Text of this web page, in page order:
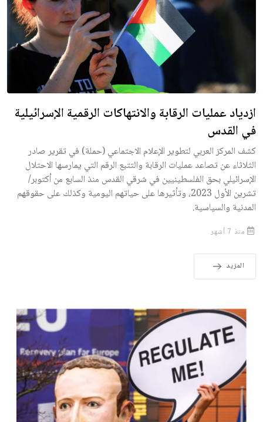
ازدياد عمليات الرقابة والانتهاكات الرقمية الإسرائيلية
في القدس
كشف المركز العربي لتطوير الإعلام الاجتماعي (حملة) في تقرير صادر
الثلاثاء عن تصاعد عمليات الرقابة والتتبع الرقم التي يمارسها الاحتلال
الإسرائيلي بحق الفلسطينيين في شرقي القدس منذ السابع من أكتوبر/
تشرين الأول 2023، وتأثيرها على حياتهم اليومية وكذلك على حقوقهم
المدنية والسياسية.
منذ 7 أشهر
المزيد